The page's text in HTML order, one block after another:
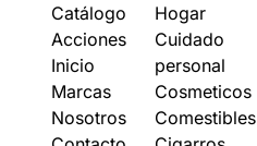
Catálogo
Acciones
Inicio
Marcas
Nosotros
Hogar
Cuidado
personal
Cosmeticos
Comestibles